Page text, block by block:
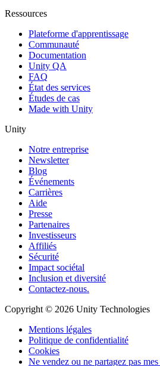
Ressources
Plateforme d'apprentissage
Communauté
Documentation
Unity QA
FAQ
État des services
Études de cas
Made with Unity
Unity
Notre entreprise
Newsletter
Blog
Événements
Carrières
Aide
Presse
Partenaires
Investisseurs
Affiliés
Sécurité
Impact sociétal
Inclusion et diversité
Contactez-nous.
Copyright © 2026 Unity Technologies
Mentions légales
Politique de confidentialité
Cookies
Ne vendez ou ne partagez pas